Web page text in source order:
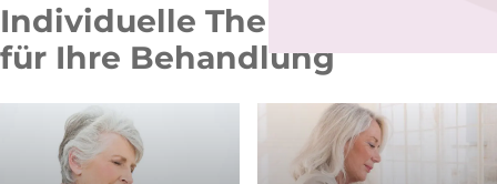
Individuelle Therapien
für Ihre Behandlung